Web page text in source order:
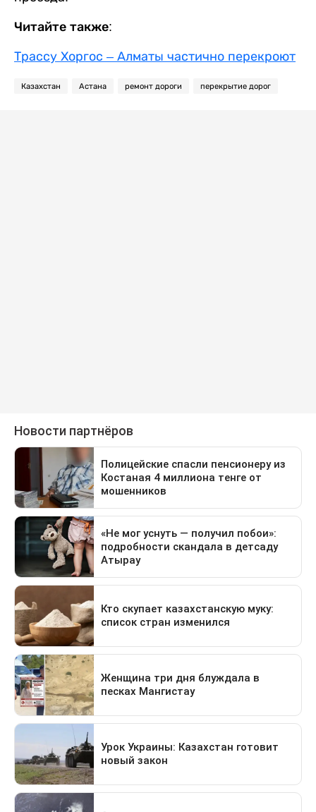
Читайте также:
Трассу Хоргос – Алматы частично перекроют
Казахстан Астана ремонт дороги перекрытие дорог